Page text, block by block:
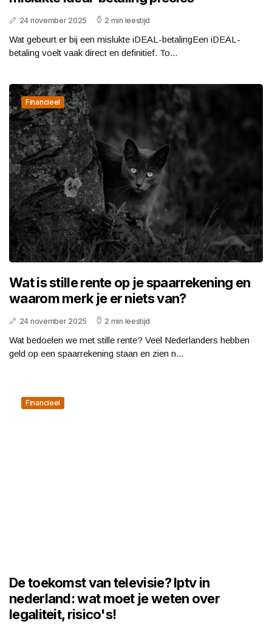
24 november 2025 2 min leestijd
Wat gebeurt er bij een mislukte iDEAL-betalingEen iDEAL-
betaling voelt vaak direct en definitief. To...
Financieel
Wat is stille rente op je spaarrekening en
waarom merk je er niets van?
24 november 2025 2 min leestijd
Wat bedoelen we met stille rente? Veel Nederlanders hebben
geld op een spaarrekening staan en zien n...
Financieel
De toekomst van televisie? Iptv in
nederland: wat moet je weten over
legaliteit, risico's!